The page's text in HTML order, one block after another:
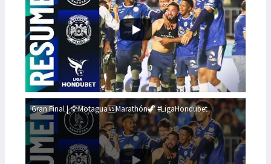
Gran Final | 🦅Motagua🆚Marathón🦖 #LigaHondubet